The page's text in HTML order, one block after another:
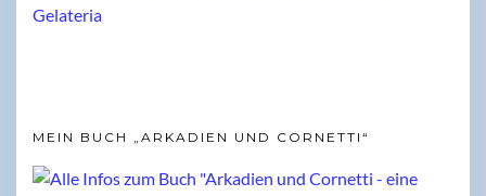
MEIN BUCH „ARKADIEN UND CORNETTI“